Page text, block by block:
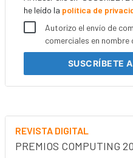
he leído la política de
Autorizo el envío de
comerciales en nombre
SUSCRÍBETE
REVISTA DIGITAL
PREMIOS COMPUTING